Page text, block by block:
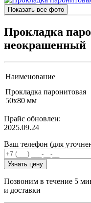
Показать все фото
Прокладка
неокрашенный
Наименование
Прокладка паронитовая
50х80 мм
Прайс обновлен:
2025.09.24
Ваш телефон (для
Узнать цену
Позвоним в течение 5
и доставки